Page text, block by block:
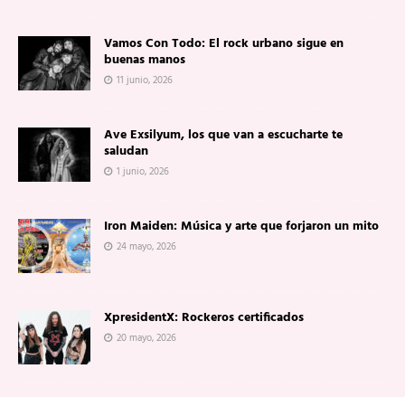
Vamos Con Todo: El rock urbano sigue en
buenas manos
11 junio, 2026
Ave Exsilyum, los que van a escucharte te
saludan
1 junio, 2026
Iron Maiden: Música y arte que forjaron un mito
24 mayo, 2026
XpresidentX: Rockeros certificados
20 mayo, 2026